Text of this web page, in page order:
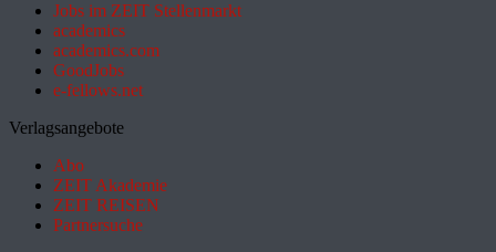
Jobs im ZEIT Stellenmarkt
academics
academics.com
GoodJobs
e-fellows.net
Verlagsangebote
Abo
ZEIT Akademie
ZEIT REISEN
Partnersuche